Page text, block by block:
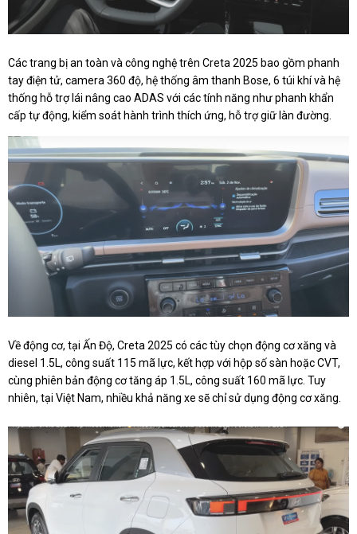
Các trang bị an toàn và công nghệ trên Creta 2025 bao gồm phanh
tay điện tử, camera 360 độ, hệ thống âm thanh Bose, 6 túi khí và hệ
thống hỗ trợ lái nâng cao ADAS với các tính năng như phanh khẩn
cấp tự động, kiểm soát hành trình thích ứng, hỗ trợ giữ làn đường.
Về động cơ, tại Ấn Độ, Creta 2025 có các tùy chọn động cơ xăng và
diesel 1.5L, công suất 115 mã lực, kết hợp với hộp số sàn hoặc CVT,
cùng phiên bản động cơ tăng áp 1.5L, công suất 160 mã lực. Tuy
nhiên, tại Việt Nam, nhiều khả năng xe sẽ chỉ sử dụng động cơ xăng.